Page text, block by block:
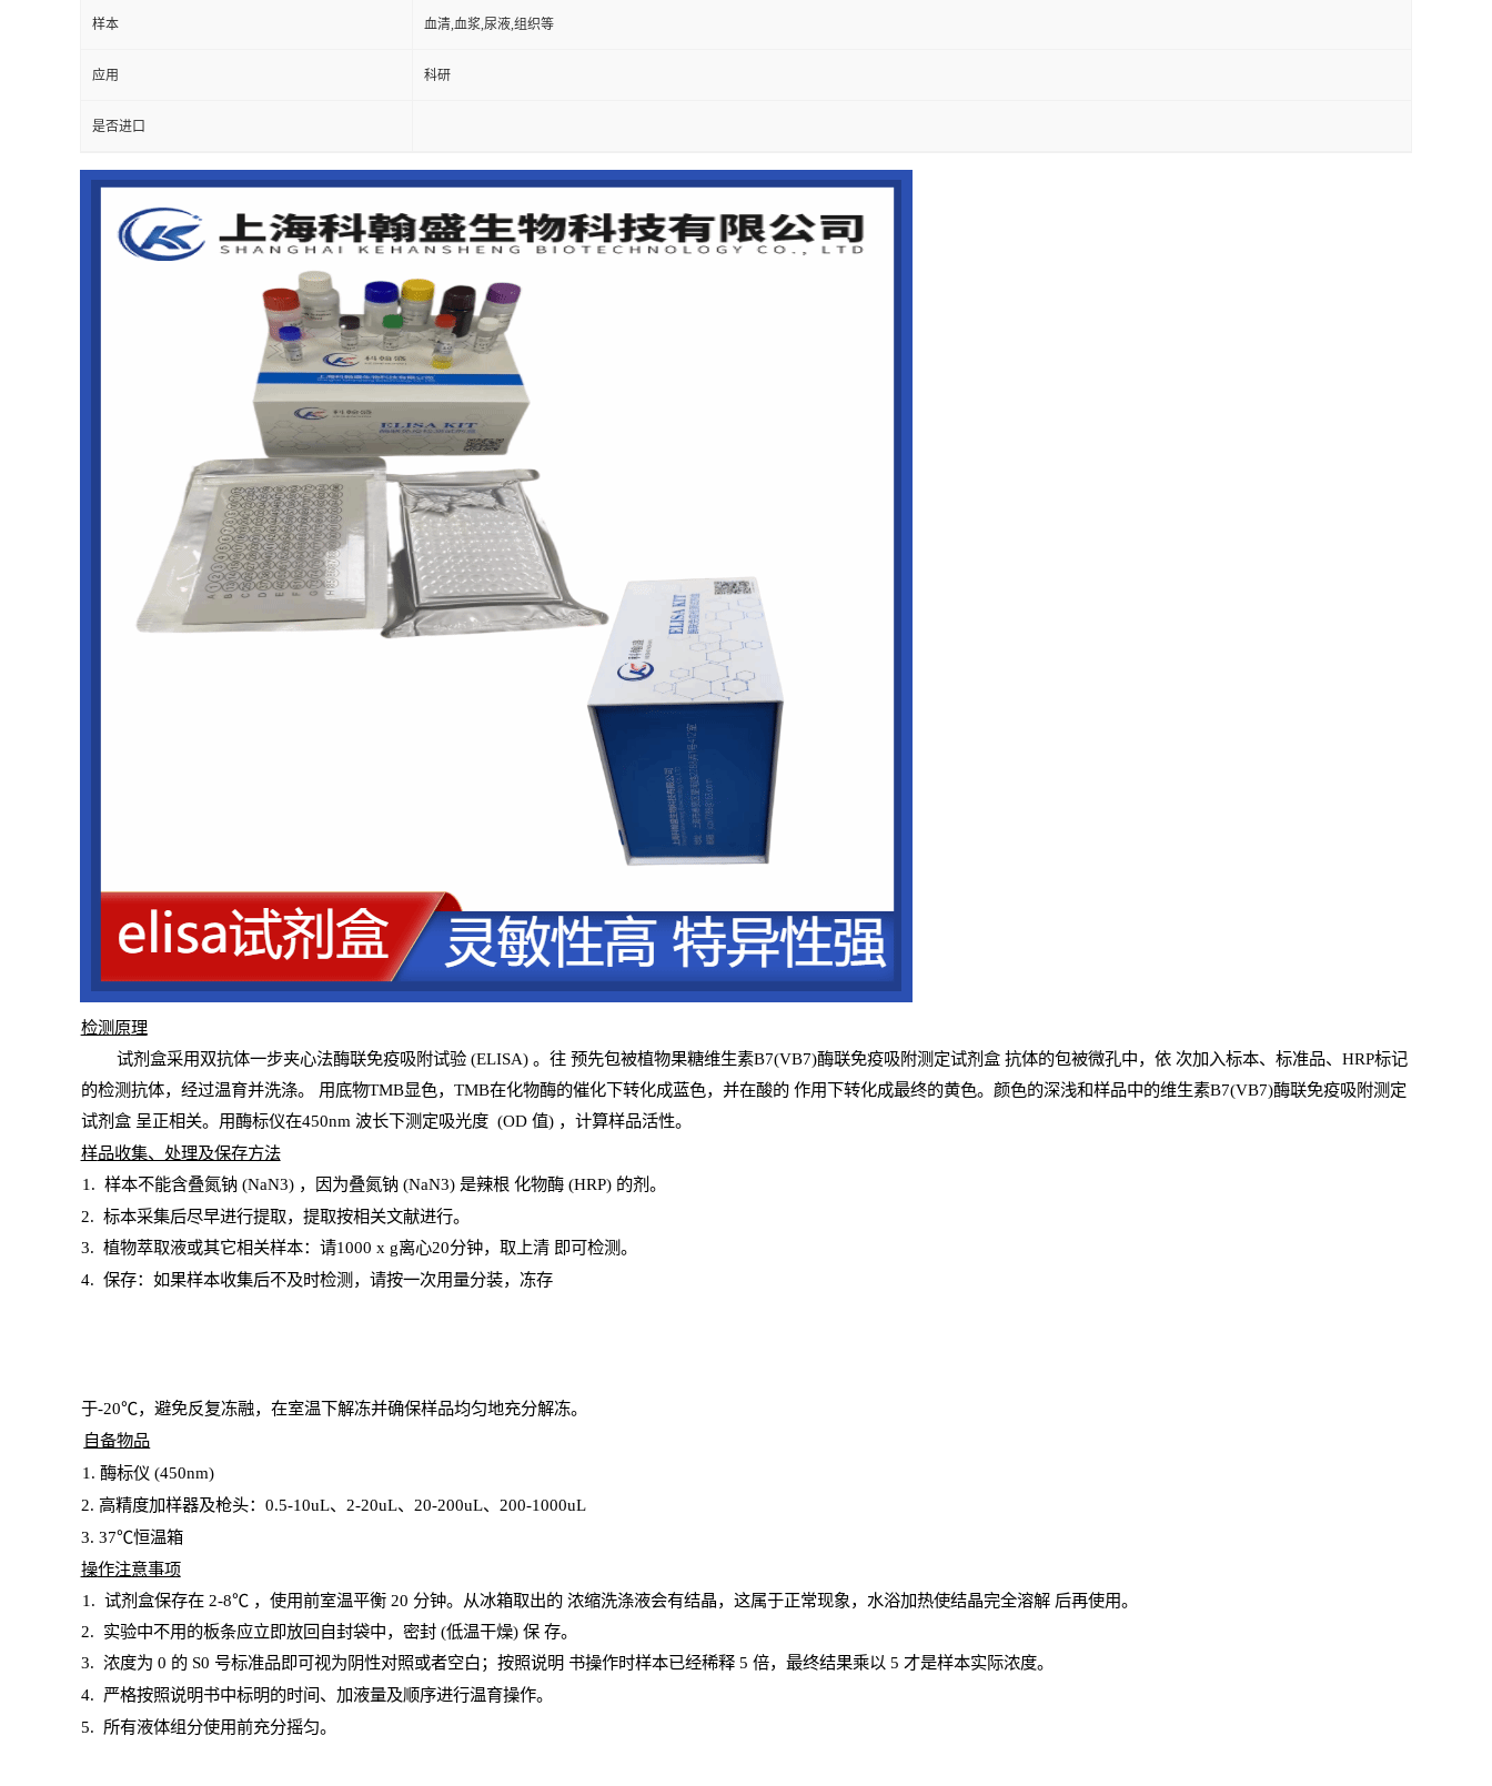
样本 血清,血浆,尿液,组织等
应用 科研
是否进口
检测原理
试剂盒采用双抗体一步夹心法酶联免疫吸附试验(ELISA) 。往 预先包被植物果糖维生素B7(VB7)酶联免疫吸附测定试剂盒抗体的包被微孔中，依 次加入标本、标准品、 HRP标记
的检测抗体，经过温育并洗涤。 用底物TMB显色， TMB在化物酶的催化下转化成蓝色，并在酸的 作用下转化成最终的黄色。颜色的深浅和样品中的维生素B7(VB7)酶联免疫吸附测定
试剂盒呈正相关。用酶标仪在450nm 波长下测定吸光度 (OD 值) ，计算样品活性。
样品收集、处理及保存方法
1 . 样本不能含叠氮钠(NaN3) ，因为叠氮钠 (NaN3) 是辣根 化物酶(HRP) 的剂。
2. 标本采集后尽早进行提取，提取按相关文献进行。
3. 植物萃取液或其它相关样本：请1000 x g离心20分钟，取上清 即可检测。
4. 保存：如果样本收集后不及时检测，请按一次用量分装，冻存
于-20℃，避免反复冻融，在室温下解冻并确保样品均匀地充分解冻。
自备物品
1 . 酶标仪 (450nm)
2. 高精度加样器及枪头： 0.5-10uL、 2-20uL、 20-200uL、 200-1000uL
3. 37℃恒温箱
操作注意事项
1. 试剂盒保存在 2-8℃ ，使用前室温平衡 20 分钟。从冰箱取出的 浓缩洗涤液会有结晶，这属于正常现象，水浴加热使结晶完全溶解 后再使用。
2. 实验中不用的板条应立即放回自封袋中，密封(低温干燥) 保 存。
3. 浓度为 0 的 S0 号标准品即可视为阴性对照或者空白；按照说明 书操作时样本已经稀释5 倍，最终结果乘以 5 才是样本实际浓度。
4. 严格按照说明书中标明的时间、加液量及顺序进行温育操作。
5. 所有液体组分使用前充分摇匀。